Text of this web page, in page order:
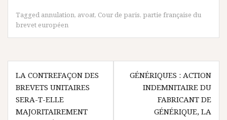
Tagged annulation, avoat, Cour de paris, partie française du
brevet européen
Navigation
de
l’article
LA CONTREFAÇON DES
BREVETS UNITAIRES
SERA-T-ELLE
MAJORITAIREMENT
GÉNÉRIQUES : ACTION
INDEMNITAIRE DU
FABRICANT DE
GÉNÉRIQUE, LA